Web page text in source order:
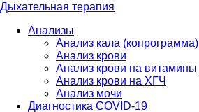
Дыхательная терапия
Анализы
Анализ кала (копрограмма)
Анализ крови
Анализ крови на витамины
Анализ крови на ХГЧ
Анализ мочи
Диагностика COVID-19